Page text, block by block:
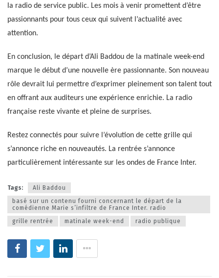
la radio de service public. Les mois à venir promettent d’être
passionnants pour tous ceux qui suivent l’actualité avec
attention.
En conclusion, le départ d’Ali Baddou de la matinale week-end
marque le début d’une nouvelle ère passionnante. Son nouveau
rôle devrait lui permettre d’exprimer pleinement son talent tout
en offrant aux auditeurs une expérience enrichie. La radio
française reste vivante et pleine de surprises.
Restez connectés pour suivre l’évolution de cette grille qui
s’annonce riche en nouveautés. La rentrée s’annonce
particulièrement intéressante sur les ondes de France Inter.
Tags:
Ali Baddou
basé sur un contenu fourni concernant le départ de la
comédienne Marie s’infiltre de France Inter. radio
grille rentrée
matinale week-end radio publique